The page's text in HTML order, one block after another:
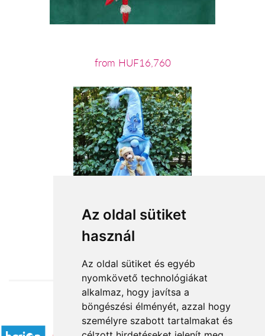
Az oldal sütiket
használ
Az oldal sütiket és egyéb
nyomkövető technológiákat
alkalmaz, hogy javítsa a
böngészési élményét, azzal hogy
személyre szabott tartalmakat és
from HUF16,760
from HUF18,360
Accepted payment methods